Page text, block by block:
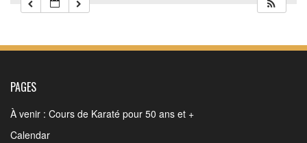
PAGES
À venir : Cours de Karaté pour 50 ans et +
Calendar